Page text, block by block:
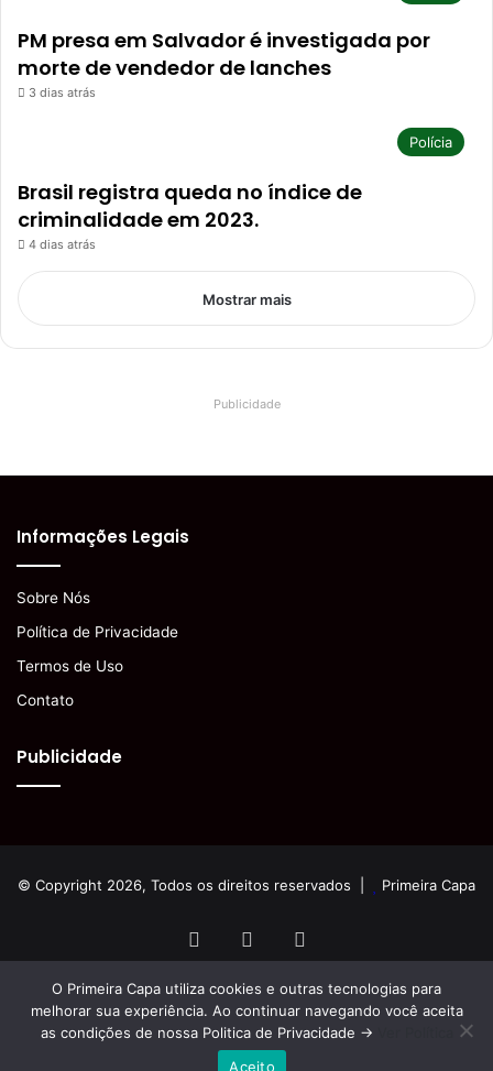
PM presa em Salvador é investigada por
morte de vendedor de lanches
3 dias atrás
Polícia
Brasil registra queda no índice de
criminalidade em 2023.
4 dias atrás
Mostrar mais
Publicidade
Informações Legais
Sobre Nós
Política de Privacidade
Termos de Uso
Contato
Publicidade
© Copyright 2026, Todos os direitos reservados | Primeira Capa
FacebookYouTube
O Primeira Capa utiliza cookies e outras tecnologias para
melhorar sua experiência. Ao continuar navegando você aceita
as condições de nossa Politica de Privacidade ->
Aceito